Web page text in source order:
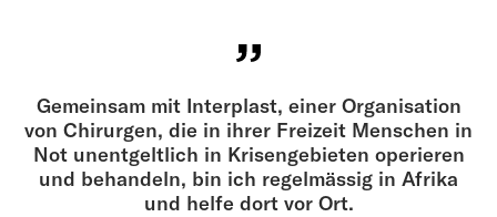
Gemeinsam mit Interplast, einer Organisation
von Chirurgen, die in ihrer Freizeit Menschen in
Not unentgeltlich in Krisengebieten operieren
und behandeln, bin ich regelmässig in Afrika
und helfe dort vor Ort.